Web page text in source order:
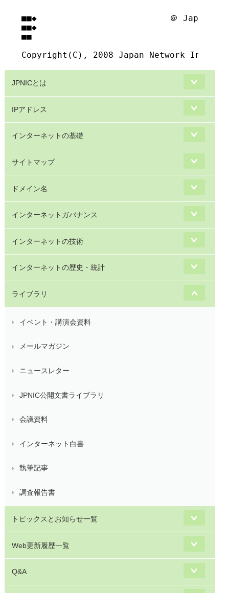
■■◆                          ＠ Japan
■■◆
■■
JPNICとは
IPアドレス
インターネットの基礎
サイトマップ
ドメイン名
インターネットガバナンス
インターネットの技術
インターネットの歴史・統計
ライブラリ
イベント・講演会資料
メールマガジン
ニュースレター
JPNIC公開文書ライブラリ
会議資料
インターネット白書
執筆記事
調査報告書
トピックスとお知らせ一覧
Web更新履歴一覧
Q&A